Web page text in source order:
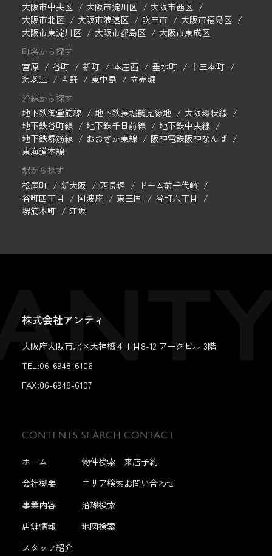
大阪市中央区
大阪市淀川区
大阪市西区
大阪市北区
大阪市浪速区 吹田市
大阪市福島区
大阪市東淀川区
大阪市都島区
大阪市東成区
町名から探す
宮原
谷町 新町 本庄西 垂水町
十三本町
海老江
吉野 東中島
立売堀
沿線から探す
地下鉄御堂筋線
地下鉄長堀鶴見緑地
大阪環状線
地下鉄谷町線
地下鉄千日前線
地下鉄中央線
地下鉄堺筋線
おおさか東線
阪神電鉄阪神なんば
東海道本線
駅から探す
松屋町
新大阪 西長堀
ドーム前千代崎
谷町四丁目
阿波座 東三国
谷町六丁目
堺筋本町
江坂
株式会社アンティ
大阪府大阪市北区天神橋４丁目8-12 アークビル 3階
TEL:06-6948-6106
FAX:06-6948-6107
ホーム
会社概要
事業内容
店舗情報
スタッフ紹介
物件検索
エリア検索
沿線検索
地図検索
来店予約
お問い合わせ